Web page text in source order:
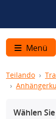
Menü
Teilando
Wählen